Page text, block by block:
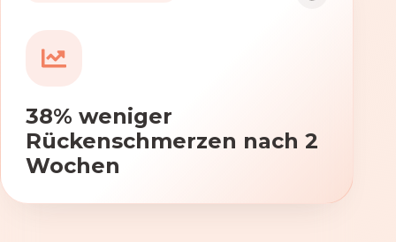
38% weniger
Rückenschmerzen nach 2
Wochen